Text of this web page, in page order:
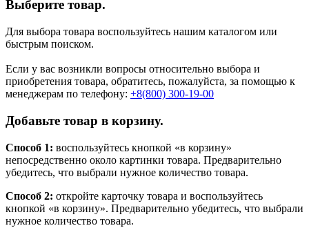
Выберите товар.
Для выбора товара воспользуйтесь нашим каталогом или
быстрым поиском.
Если у вас возникли вопросы относительно выбора и
приобретения товара, обратитесь, пожалуйста, за помощью к
менеджерам по телефону: +8(800) 300-19-00
Добавьте товар в корзину.
Способ 1: воспользуйтесь кнопкой «в корзину»
непосредственно около картинки товара. Предварительно
убедитесь, что выбрали нужное количество товара.
Способ 2: откройте карточку товара и воспользуйтесь
кнопкой «в корзину». Предварительно убедитесь, что выбрали
нужное количество товара.